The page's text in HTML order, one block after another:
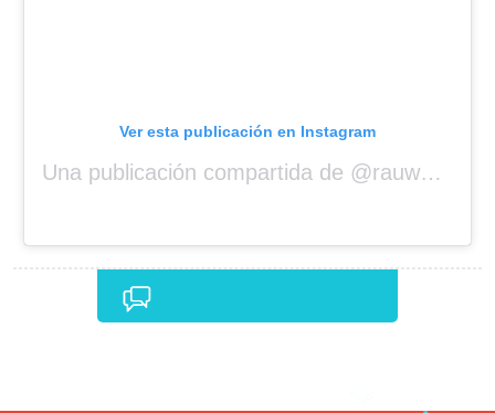
Ver esta publicación en Instagram
Una publicación compartida de @rauwalejandro